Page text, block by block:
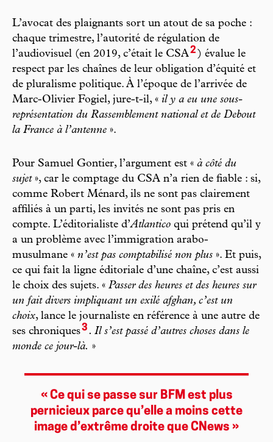
L’avocat des plaignants sort un atout de sa poche :
chaque trimestre, l’autorité de régulation de
l’audiovisuel (en 2019, c’était le CSA2 ) évalue le
respect par les chaînes de leur obligation d’équité et
de pluralisme politique. À l’époque de l’arrivée de
Marc-Olivier Fogiel, jure-t-il, « il y a eu une sous-
représentation du Rassemblement national et de Debout
la France à l’antenne ».
Pour Samuel Gontier, l’argument est « à côté du
sujet», car le comptage du CSA n’a rien de fiable : si,
comme Robert Ménard, ils ne sont pas clairement
affiliés à un parti, les invités ne sont pas pris en
compte. L’éditorialiste d’Atlantico qui prétend qu’il y
a un problème avec l’immigration arabo-
musulmane « n’est pas comptabilisé non plus ». Et puis,
ce qui fait la ligne éditoriale d’une chaîne, c’est aussi
le choix des sujets. « Passer des heures et des heures sur
un fait divers impliquant un exilé afghan, c’est un
choix, lance le journaliste en référence à une autre de
ses chroniques3 . Il s’est passé d’autres choses dans le
monde ce jour-là. »
« Ce qui se passe sur BFM est plus
pernicieux parce qu’elle a moins cette
image d’extrême droite que CNews »